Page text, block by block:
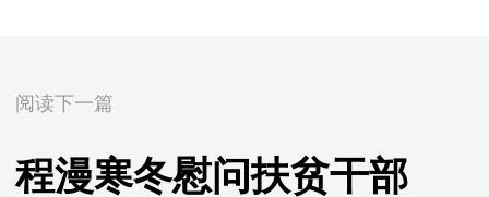
阅读下一篇
程漫寒冬慰问扶贫干部